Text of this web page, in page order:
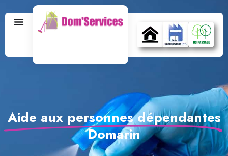
Aide aux personnes dépendantes
Domarin